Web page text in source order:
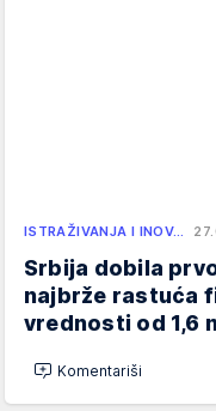
ISTRAŽIVANJA I INOV…
Srbija dobila
najbrže rastuća
vrednosti od 1,6
Komentariši